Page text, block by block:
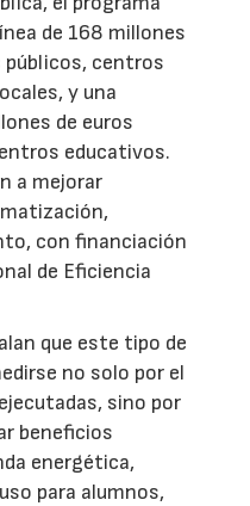
de 168 millones
públicos, centros
y una
de euros
educativos.
a mejorar
con financiación
de Eficiencia
que este tipo de
no solo por el
sino por
beneficios
energética,
para alumnos,